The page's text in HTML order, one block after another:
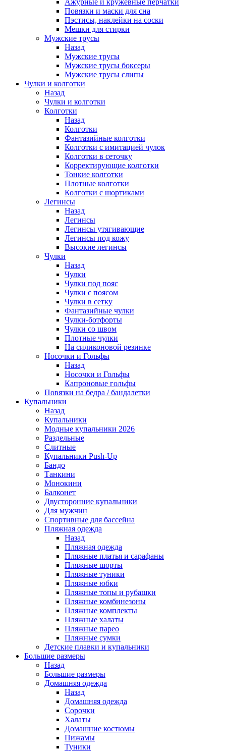
Ажурные и кружевные перчатки
Повязки и маски для сна
Пэстисы, наклейки на соски
Мешки для стирки
Мужские трусы
Назад
Мужские трусы
Мужские трусы боксеры
Мужские трусы слипы
Чулки и колготки
Назад
Чулки и колготки
Колготки
Назад
Колготки
Фантазийные колготки
Колготки с имитацией чулок
Колготки в сеточку
Корректирующие колготки
Тонкие колготки
Плотные колготки
Колготки с шортиками
Легинсы
Назад
Легинсы
Легинсы утягивающие
Легинсы под кожу
Высокие легинсы
Чулки
Назад
Чулки
Чулки под пояс
Чулки с поясом
Чулки в сетку
Фантазийные чулки
Чулки-ботфорты
Чулки со швом
Плотные чулки
На силиконовой резинке
Носочки и Гольфы
Назад
Носочки и Гольфы
Капроновые гольфы
Повязки на бедра / бандалетки
Купальники
Назад
Купальники
Модные купальники 2026
Раздельные
Слитные
Купальники Push-Up
Бандо
Танкини
Монокини
Балконет
Двусторонние купальники
Для мужчин
Спортивные для бассейна
Пляжная одежда
Назад
Пляжная одежда
Пляжные платья и сарафаны
Пляжные шорты
Пляжные туники
Пляжные юбки
Пляжные топы и рубашки
Пляжные комбинезоны
Пляжные комплекты
Пляжные халаты
Пляжные парео
Пляжные сумки
Детские плавки и купальники
Большие размеры
Назад
Большие размеры
Домашняя одежда
Назад
Домашняя одежда
Сорочки
Халаты
Домашние костюмы
Пижамы
Туники